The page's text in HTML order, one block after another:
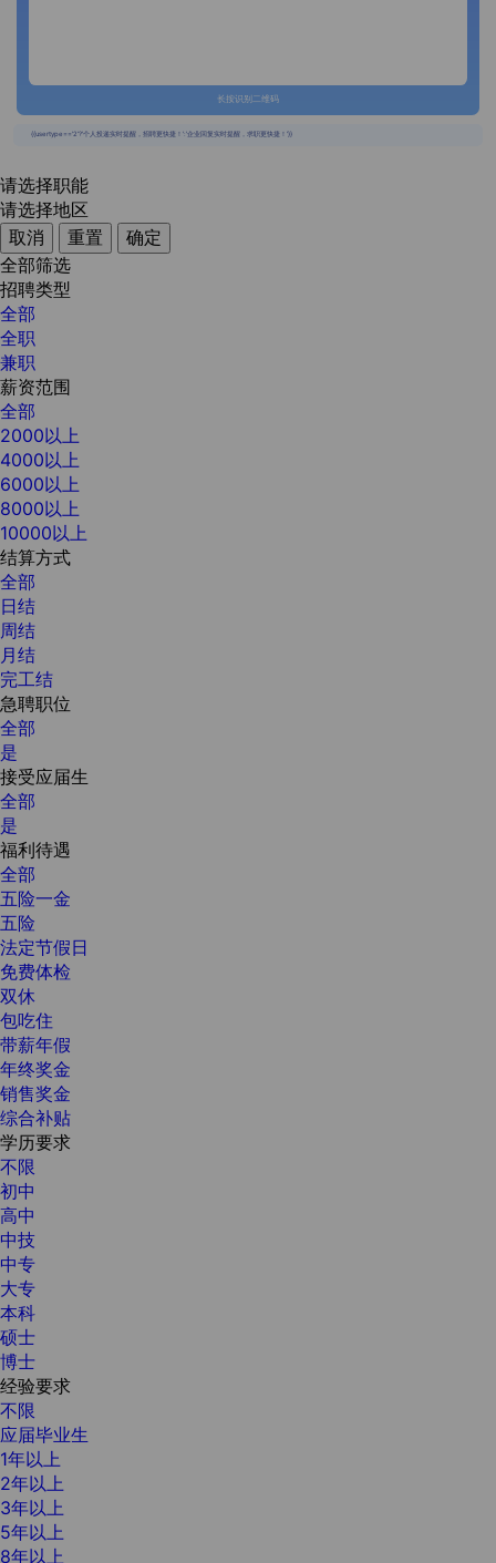
长按识别二维码
{{usertype=='2'?'个人投递实时提醒，招聘更快捷！':'企业回复实时提醒，求职更快捷！'}}
请选择职能
请选择地区
取消
重置
确定
全部筛选
招聘类型
全部
全职
兼职
薪资范围
全部
2000以上
4000以上
6000以上
8000以上
10000以上
结算方式
全部
日结
周结
月结
完工结
急聘职位
全部
是
接受应届生
全部
是
福利待遇
全部
五险一金
五险
法定节假日
免费体检
双休
包吃住
带薪年假
年终奖金
销售奖金
综合补贴
学历要求
不限
初中
高中
中技
中专
大专
本科
硕士
博士
经验要求
不限
应届毕业生
1年以上
2年以上
3年以上
5年以上
8年以上